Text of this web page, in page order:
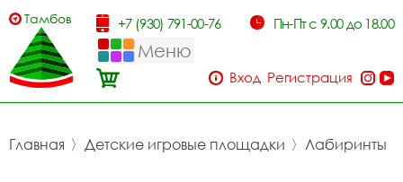
Тамбов +7 (930) 791-00-76 Пн-Пт с 9.00 до 18.00
Меню
Вход Регистрация
Главная 〉 Детские игровые площадки 〉 Лабиринты